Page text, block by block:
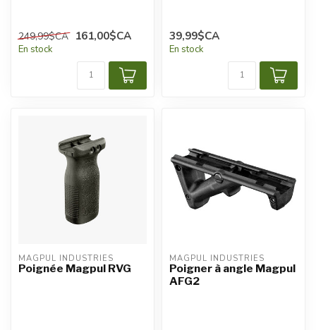
249,99$CA 161,00$CA
En stock
39,99$CA
En stock
MAGPUL INDUSTRIES
Poignée Magpul RVG
MAGPUL INDUSTRIES
Poigner à angle Magpul
AFG2